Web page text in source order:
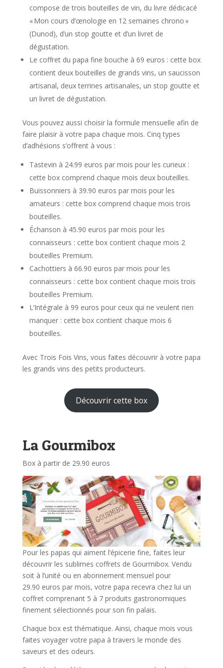
compose de trois bouteilles de vin, du livre dédicacé
« Mon cours d’œnologie en 12 semaines chrono »
(Dunod), d’un stop goutte et d’un livret de
dégustation.
Le coffret du papa fine bouche à 69 euros : cette box
contient deux bouteilles de grands vins, un saucisson
artisanal, deux terrines artisanales, un stop goutte et
un livret de dégustation.
Vous pouvez aussi choisir la formule mensuelle afin de
faire plaisir à votre papa chaque mois. Cinq types
d’adhésions s’offrent à vous :
Tastevin à 24.99 euros par mois pour les curieux :
cette box comprend chaque mois deux bouteilles.
Buissonniers à 39.90 euros par mois pour les
amateurs : cette box comprend chaque mois trois
bouteilles.
Échanson à 45.90 euros par mois pour les
connaisseurs : cette box contient chaque mois 2
bouteilles Premium.
Cachottiers à 66.90 euros par mois pour les
connaisseurs : cette box contient chaque mois trois
bouteilles Premium.
L’Intégrale à 99 euros pour ceux qui ne veulent rien
manquer : cette box contient chaque mois 6
bouteilles.
Avec Trois Fois Vins, vous faites découvrir à votre papa
les grands vins des petits producteurs.
Découvrir cette box
La Gourmibox
Box à partir de 29.90 euros
Pour les papas qui aiment l’épicerie fine, faites leur
découvrir les sublimes coffrets de Gourmibox. Vendu
soit à l’unité ou en abonnement mensuel pour
29.90 euros par mois, votre papa recevra chez lui un
coffret comprenant 5 à 7 produits gastronomiques
finement sélectionnés pour son fin palais.
Chaque box est thématique. Ainsi, chaque mois vous
faites voyager votre papa à travers le monde des
saveurs et des odeurs.